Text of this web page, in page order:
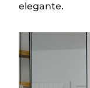
elegante.